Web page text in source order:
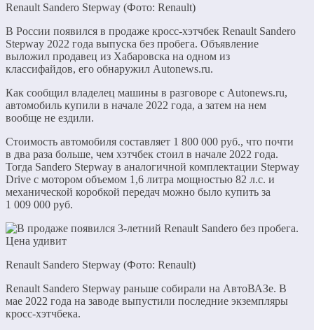
Renault Sandero Stepway (Фото: Renault)
В России появился в продаже кросс-хэтчбек Renault Sandero
Stepway 2022 года выпуска без пробега. Объявление
выложил продавец из Хабаровска на одном из
классифайдов, его обнаружил Autonews.ru.
Как сообщил владелец машины в разговоре с Autonews.ru,
автомобиль купили в начале 2022 года, а затем на нем
вообще не ездили.
Стоимость автомобиля составляет 1 800 000 руб., что почти
в два раза больше, чем хэтчбек стоил в начале 2022 года.
Тогда Sandero Stepway в аналогичной комплектации Stepway
Drive с мотором объемом 1,6 литра мощностью 82 л.с. и
механической коробкой передач можно было купить за
1 009 000 руб.
Renault Sandero Stepway (Фото: Renault)
Renault Sandero Stepway раньше собирали на АвтоВАЗе. В
мае 2022 года на заводе выпустили последние экземпляры
кросс-хэтчбека.